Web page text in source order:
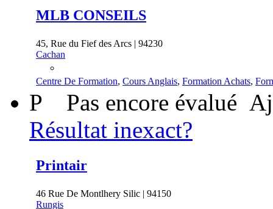
MLB CONSEILS
45, Rue du Fief des Arcs | 94230
Cachan
Centre De Formation, Cours Anglais, Formation Achats,
P Pas encore évalué
Résultat inexact?
Printair
46 Rue De Montlhery Silic | 94150
Rungis